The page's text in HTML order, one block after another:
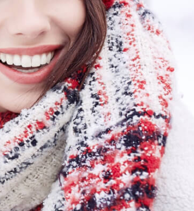
Services de retouche de bijoux Données d'Entraînement IA